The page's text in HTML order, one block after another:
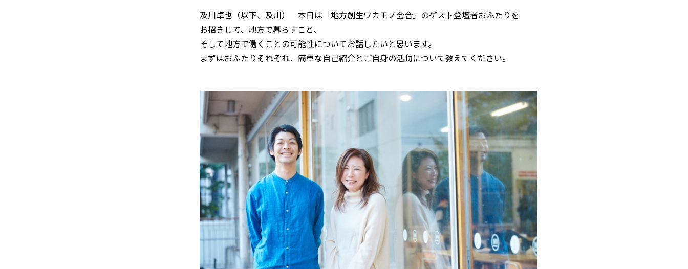
及川卓也（以下、及川） 本日は「地方創生ワカモノ会合」のゲスト登壇者おふたりを
お招きして、地方で暮らすこと、
そして地方で働くことの可能性についてお話したいと思います。
まずはおふたりそれぞれ、簡単な自己紹介とご自身の活動について教えてください。